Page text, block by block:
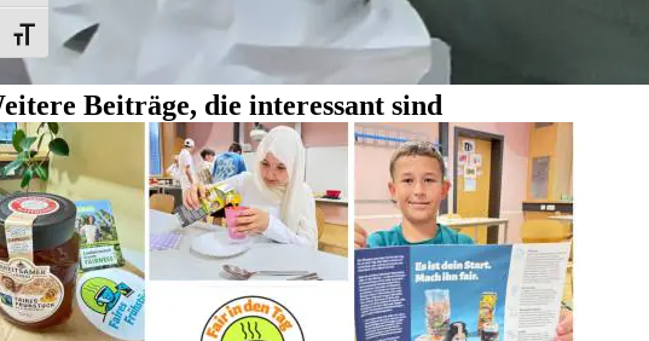
Schrift vergrößern
Beiträge, die interessant sind